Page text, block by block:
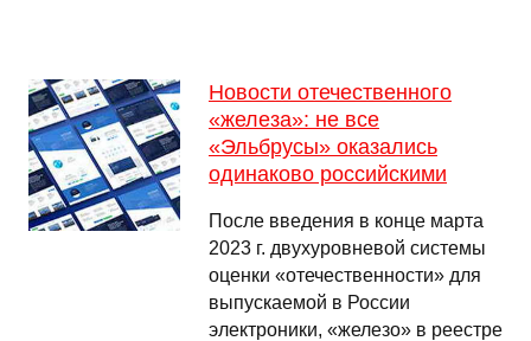
Новости отечественного
«железа»: не все
«Эльбрусы» оказались
одинаково российскими
После введения в конце марта
2023 г. двухуровневой системы
оценки «отечественности» для
выпускаемой в России
электроники, «железо» в реестре